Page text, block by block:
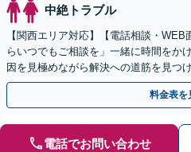
中絶トラブル
【関西エリア対応】【電話相談・
らいつでもご相談を」一緒に時間をか
因を見極めながら解決への道筋を見つ
判、訴訟まで、離婚に関わる一連の手
料金表を
電話でお問い合わせ